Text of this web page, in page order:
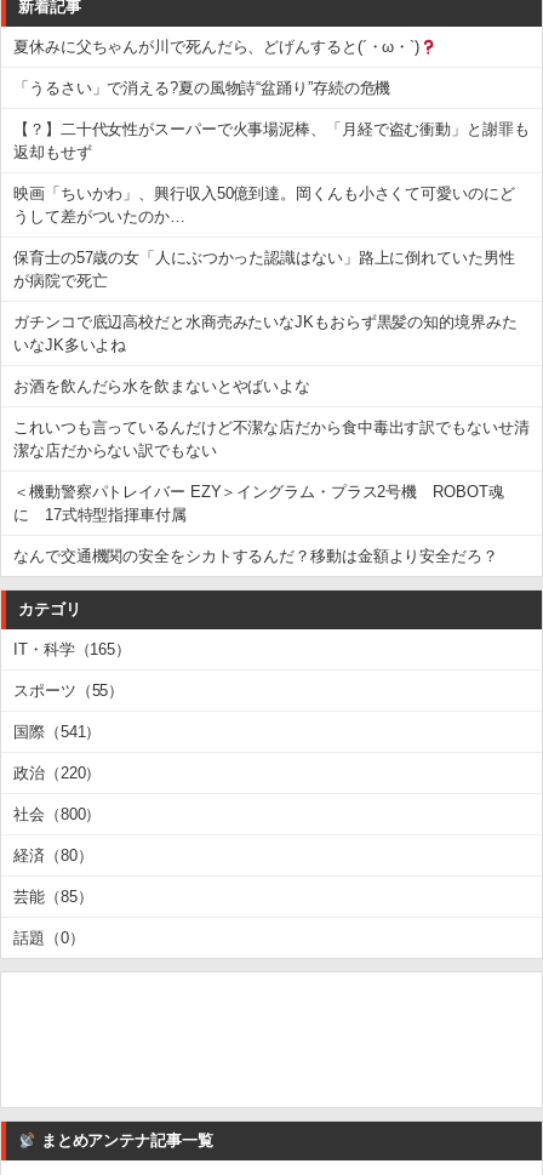
新着記事
夏休みに父ちゃんが川で死んだら、どげんすると(´・ω・`)
「うるさい」で消える?夏の風物詩“盆踊り”存続の危機
【？】二十代女性がスーパーで火事場泥棒、「月経で盗む衝動」と謝罪も
返却もせず
映画「ちいかわ」、興行収入50億到達。岡くんも小さくて可愛いのにど
うして差がついたのか…
保育士の57歳の女「人にぶつかった認識はない」路上に倒れていた男性
が病院で死亡
ガチンコで底辺高校だと水商売みたいなJKもおらず黒髪の知的境界みた
いなJK多いよね
お酒を飲んだら水を飲まないとやばいよな
これいつも言っているんだけど不潔な店だから食中毒出す訳でもないせ清
潔な店だからない訳でもない
＜機動警察パトレイバー EZY＞イングラム・プラス2号機 ROBOT魂
に 17式特型指揮車付属
なんで交通機関の安全をシカトするんだ？移動は金額より安全だろ？
カテゴリ
IT・科学（165）
スポーツ（55）
国際（541）
政治（220）
社会（800）
経済（80）
芸能（85）
話題（0）
まとめアンテナ記事一覧